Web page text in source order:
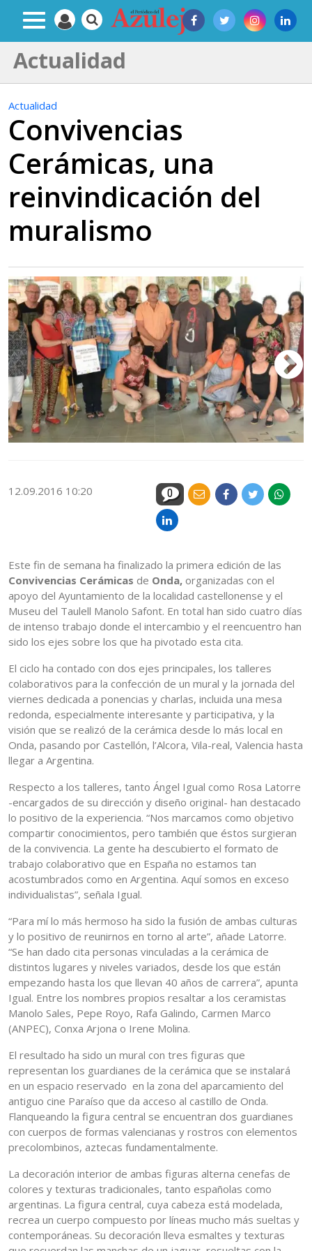
Actualidad
Actualidad
Convivencias
Cerámicas, una
reinvindicación del
muralismo
12.09.2016 10:20 0
Este fin de semana ha finalizado la primera edición de las
Convivencias Cerámicas de Onda, organizadas con el
apoyo del Ayuntamiento de la localidad castellonense y el
Museu del Taulell Manolo Safont. En total han sido cuatro días
de intenso trabajo donde el intercambio y el reencuentro han
sido los ejes sobre los que ha pivotado esta cita.
El ciclo ha contado con dos ejes principales, los talleres
colaborativos para la confección de un mural y la jornada del
viernes dedicada a ponencias y charlas, incluida una mesa
redonda, especialmente interesante y participativa, y la
visión que se realizó de la cerámica desde lo más local en
Onda, pasando por Castellón, l’Alcora, Vila-real, Valencia hasta
llegar a Argentina.
Respecto a los talleres, tanto Ángel Igual como Rosa Latorre
-encargados de su dirección y diseño original- han destacado
lo positivo de la experiencia. “Nos marcamos como objetivo
compartir conocimientos, pero también que éstos surgieran
de la convivencia. La gente ha descubierto el formato de
trabajo colaborativo que en España no estamos tan
acostumbrados como en Argentina. Aquí somos en exceso
individualistas”, señala Igual.
“Para mí lo más hermoso ha sido la fusión de ambas culturas
y lo positivo de reunirnos en torno al arte”, añade Latorre.
“Se han dado cita personas vinculadas a la cerámica de
distintos lugares y niveles variados, desde los que están
empezando hasta los que llevan 40 años de carrera”, apunta
Igual. Entre los nombres propios resaltar a los ceramistas
Manolo Sales, Pepe Royo, Rafa Galindo, Carmen Marco
(ANPEC), Conxa Arjona o Irene Molina.
El resultado ha sido un mural con tres figuras que
representan los guardianes de la cerámica que se instalará
en un espacio reservado en la zona del aparcamiento del
antiguo cine Paraíso que da acceso al castillo de Onda.
Flanqueando la figura central se encuentran dos guardianes
con cuerpos de formas valencianas y rostros con elementos
precolombinos, aztecas fundamentalmente.
La decoración interior de ambas figuras alterna cenefas de
colores y texturas tradicionales, tanto españolas como
argentinas. La figura central, cuya cabeza está modelada,
recrea un cuerpo compuesto por líneas mucho más sueltas y
contemporáneas. Su decoración lleva esmaltes y texturas